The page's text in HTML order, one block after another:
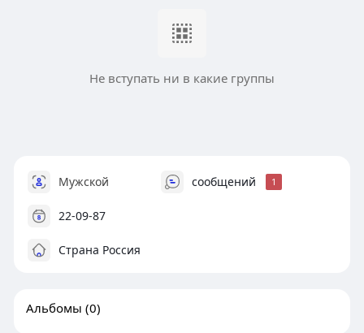
Не вступать ни в какие группы
Мужской сообщений 1
22-09-87
Страна Россия
Альбомы (0)